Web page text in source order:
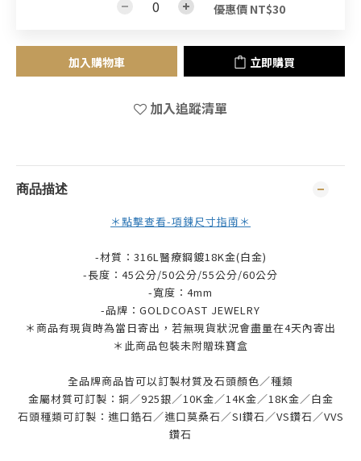
優惠價 NT$30
加入購物車 立即購買
加入追蹤清單
商品描述
＊點擊查看-項鍊尺寸指南＊
-材質：316L醫療鋼鍍18K金(白金)
-長度：45公分/50公分/55公分/60公分
-寬度：4mm
-品牌： GOLDCOAST JEWELRY
＊商品有現貨時為當日寄出，若無現貨狀況會盡量在4天內寄出
＊此商品包裝未附贈珠寶盒
全品牌商品皆可以訂製材質及石頭顏色／種類
金屬材質可訂製：銅／925銀／10K金／14K金／18K金／白金
石頭種類可訂製：進口鋯石／進口莫桑石／SI鑽石／VS鑽石／VVS
鑽石